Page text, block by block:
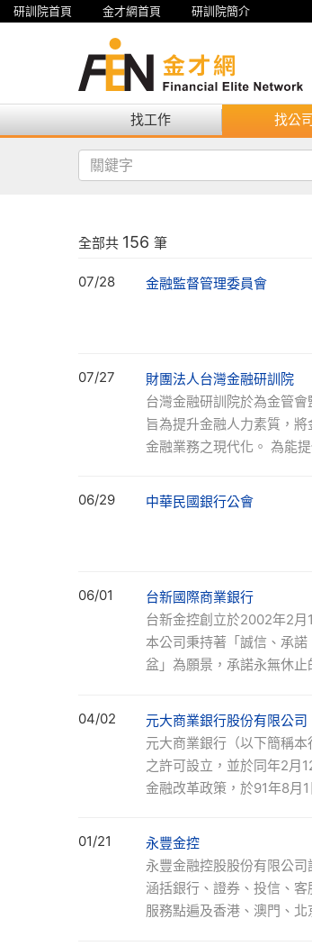
研訓院首頁 金才網首頁 研訓院簡介
找工作 找公
全部共 156 筆
07/28 金融監督管理委員會
07/27
財團法人台灣金融研訓院
台灣金融研訓院於為金管
旨為提升金融人力素質，
金融業務之現代化。 為能
院於94年榮獲勞委會舉辦
06/29 中華民國銀行公會
06/01
台新國際商業銀行
台新金控創立於2002年2月
本公司秉持著「誠信、承
盆」為願景，承諾永無休
歷著各種不同的變動與衝
帶來了新的金融商品與新
立，更完整且多元的金融
的要求更高。這些變動促
市場中脫穎而出。 策略上
國經驗、制定出我們全新的
為導向，先有產品才找市場
身訂製產品，追求以『服
04/02
元大商業銀行股份有限公司
元大商業銀行（以下簡稱
之許可設立，並於同年2月
金融改革政策，於91年8月
日，元大京華證券正式加
行」。 本行為擴大營運基
台南第七及第六信用合作
內18家分支機構後，分行
分行據點倍增，未來將依
01/21
永豐金控
永豐金融控股股份有限公
涵括銀行、證券、投信、
服務點遍及香港、澳門、